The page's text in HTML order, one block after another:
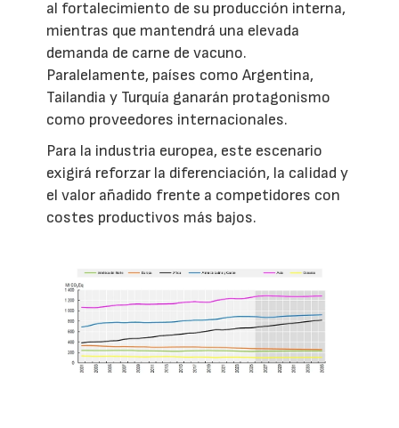
al fortalecimiento de su producción interna,
mientras que mantendrá una elevada
demanda de carne de vacuno.
Paralelamente, países como Argentina,
Tailandia y Turquía ganarán protagonismo
como proveedores internacionales.
Para la industria europea, este escenario
exigirá reforzar la diferenciación, la calidad y
el valor añadido frente a competidores con
costes productivos más bajos.